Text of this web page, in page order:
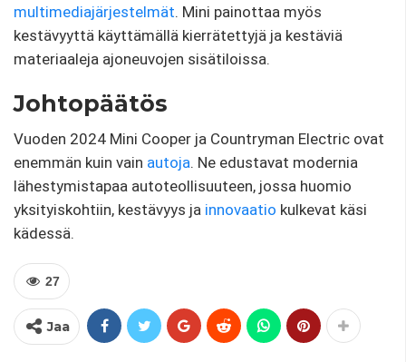
multimediajärjestelmät. Mini painottaa myös
kestävyyttä käyttämällä kierrätettyjä ja kestäviä
materiaaleja ajoneuvojen sisätiloissa.
Johtopäätös
Vuoden 2024 Mini Cooper ja Countryman Electric ovat
enemmän kuin vain autoja. Ne edustavat modernia
lähestymistapaa autoteollisuuteen, jossa huomio
yksityiskohtiin, kestävyys ja innovaatio kulkevat käsi
kädessä.
27
Jaa